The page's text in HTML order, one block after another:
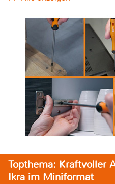
Topthema: Kraftvoller
Ikra im Miniformat